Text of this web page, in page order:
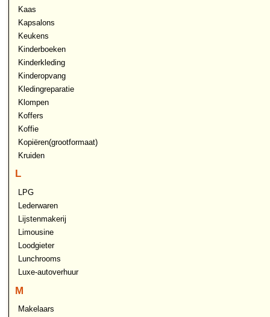
Kaas
Kapsalons
Keukens
Kinderboeken
Kinderkleding
Kinderopvang
Kledingreparatie
Klompen
Koffers
Koffie
Kopiëren(grootformaat)
Kruiden
L
LPG
Lederwaren
Lijstenmakerij
Limousine
Loodgieter
Lunchrooms
Luxe-autoverhuur
M
Makelaars